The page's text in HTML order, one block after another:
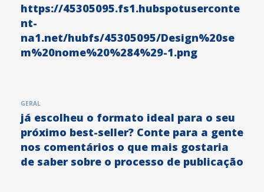
https://45305095.fs1.hubspotuserconte
nt-
na1.net/hubfs/45305095/Design%20se
m%20nome%20%284%29-1.png
GERAL
já escolheu o formato ideal para o seu
próximo best-seller? Conte para a gente
nos comentários o que mais gostaria
de saber sobre o processo de publicação